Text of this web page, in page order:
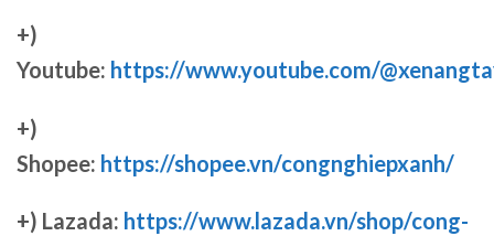
+)
Youtube: https://www.youtube.com/
+)
Shopee: https://shopee.vn/congnghiepxanh/
+) Lazada: https://www.lazada.vn/shop/cong-